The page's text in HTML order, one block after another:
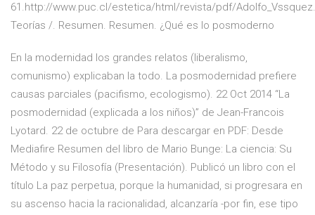
61.http://www.puc.cl/estetica/html/revista/pdf/
Teorías /. Resumen. Resumen. ¿Qué es lo posmoderno
En la modernidad los grandes relatos (liberalismo,
comunismo) explicaban la todo. La posmodernidad prefiere
causas parciales (pacifismo, ecologismo). 22 Oct 2014 “La
posmodernidad (explicada a los niños)” de Jean-Francois
Lyotard. 22 de octubre de Para descargar en PDF: Desde
Mediafire Resumen del libro de Mario Bunge: La ciencia: Su
Método y su Filosofía (Presentación). Publicó un libro con el
título La paz perpetua, porque la humanidad, si progresara en
su ascenso hacia la racionalidad, alcanzaría -por fin, ese tipo